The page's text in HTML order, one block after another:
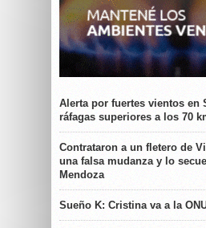
Alerta por fuertes vientos en
ráfagas superiores a los 70
Contrataron a un fletero de
una falsa mudanza y lo
Mendoza
Sueño K: Cristina va a la